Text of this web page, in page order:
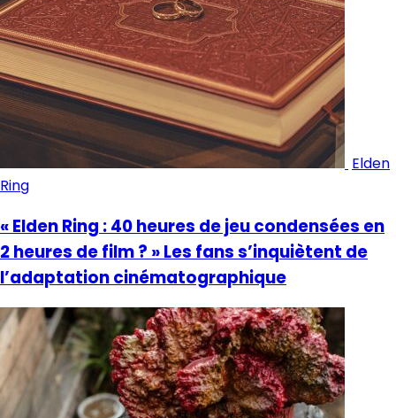
Elden
Ring
« Elden Ring : 40 heures de jeu condensées en
2 heures de film ? » Les fans s’inquiètent de
l’adaptation cinématographique